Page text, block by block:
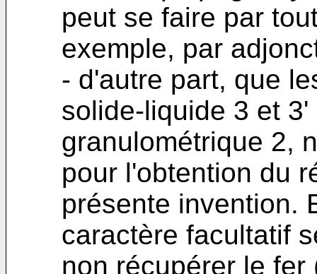
peut se faire par
exemple, par
- d'autre part, que
solide-liquide 3 et
granulométrique 2,
pour l'obtention du
présente invention.
caractère facultatif
non récupérer le